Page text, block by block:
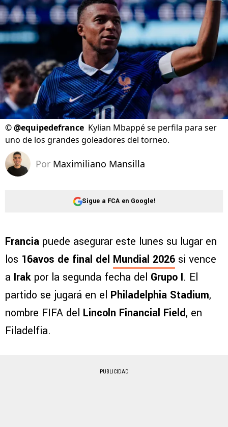
©@equipedefrance Kylian Mbappé se perfila para ser
uno de los grandes goleadores del torneo.
Por Maximiliano Mansilla
Sigue a FCA en Google!
Francia puede asegurar este lunes su lugar en
los 16avos de final del Mundial 2026 si vence
a Irak por la segunda fecha del Grupo I. El
partido se jugará en el Philadelphia Stadium,
nombre FIFA del Lincoln Financial Field, en
Filadelfia.
PUBLICIDAD